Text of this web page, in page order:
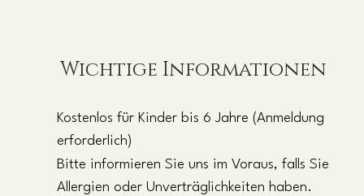
Wichtige Informationen
Kostenlos für Kinder bis 6 Jahre (Anmeldung
erforderlich)
Bitte informieren Sie uns im Voraus, falls Sie
Allergien oder Unverträglichkeiten haben.